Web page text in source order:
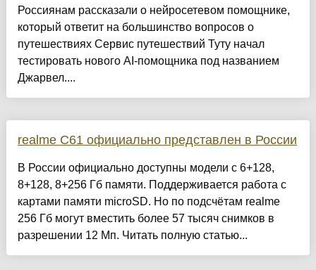
Россиянам рассказали о нейросетевом помощнике,
который ответит на большинство вопросов о
путешествиях Сервис путешествий Туту начал
тестировать нового AI-помощника под названием
Джарвел....
realme C61 официально представлен в России
В России официально доступны модели с 6+128,
8+128, 8+256 Гб памяти. Поддерживается работа с
картами памяти microSD. Но по подсчётам realme
256 Гб могут вместить более 57 тысяч снимков в
разрешении 12 Мп. Читать полную статью...